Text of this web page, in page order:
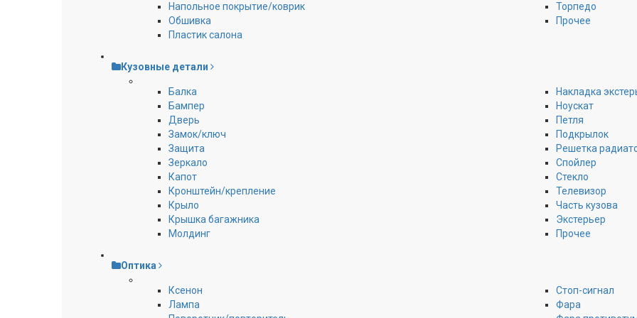
Напольное покрытие/коврик
Обшивка
Пластик салона
Торпедо
Прочее
Кузовные детали
Балка
Бампер
Дверь
Замок/ключ
Защита
Зеркало
Капот
Кронштейн/крепление
Крыло
Крышка багажника
Молдинг
Накладка
Ноускат
Петля
Подкрылок
Решетка
Спойлер
Стекло
Телевизор
Часть кузова
Экстерьер
Прочее
Оптика
Ксенон
Лампа
Стоп-сигнал
Фара